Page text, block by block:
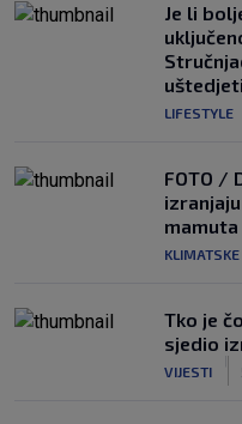
Je li
uštedjeti
LIFESTYLE
FOTO /
mamuta
Tko je
sjedio
VIJESTI